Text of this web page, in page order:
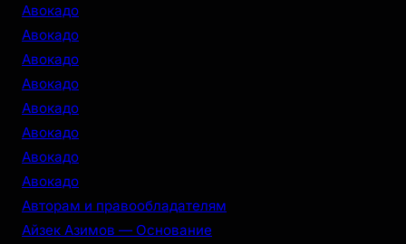
Авокадо
Авокадо
Авокадо
Авокадо
Авокадо
Авокадо
Авокадо
Авокадо
Авторам и правообладателям
Айзек Азимов — Основание